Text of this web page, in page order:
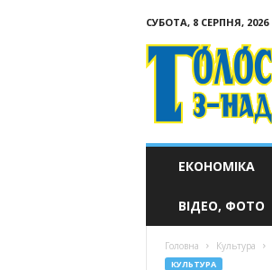
СУБОТА, 8 СЕРПНЯ, 2026
Голос
з-
ЕКОНОМІКА
ВІДЕО, ФОТО
Головна Культура
КУЛЬТУРА